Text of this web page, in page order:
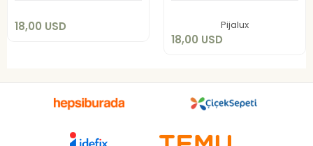
18,00 USD Pijalux
18,00 USD